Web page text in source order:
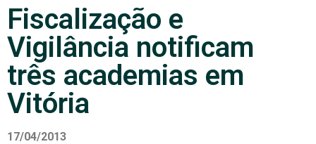
Fiscalização e
Vigilância notificam
três academias em
Vitória
17/04/2013